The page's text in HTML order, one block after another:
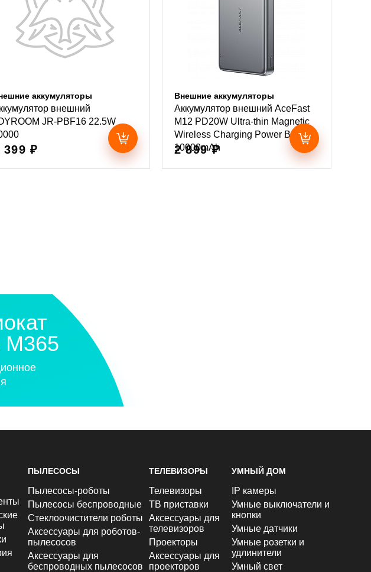
аккумуляторы
внешний
JR-PBF16 22.5W
399 ₽
Внешние аккумуляторы
Аккумулятор внешний AceFast
M12 PD20W Ultra-thin Magnetic
Wireless Charging Power Bank
10000mAh
2 899 ₽
M365
ПЫЛЕСОСЫ
Пылесосы-роботы
Пылесосы беспроводные
Стеклоочистители роботы
Аксессуары для роботов-
пылесосов
Аксессуары для
беспроводных пылесосов
ТЕЛЕВИЗОРЫ
Телевизоры
ТВ приставки
Аксессуары для
телевизоров
Проекторы
Аксессуары для
проекторов
УМНЫЙ ДОМ
IP камеры
Умные выключатели и
кнопки
Умные датчики
Умные розетки и
удлинители
Умный свет